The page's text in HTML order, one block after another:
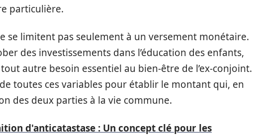
particulière.
se limitent pas seulement à un versement monétaire.
des investissements dans l’éducation des enfants,
autre besoin essentiel au bien-être de l’ex-conjoint.
toutes ces variables pour établir le montant qui, en
des deux parties à la vie commune.
d'anticatastase : Un concept clé pour les